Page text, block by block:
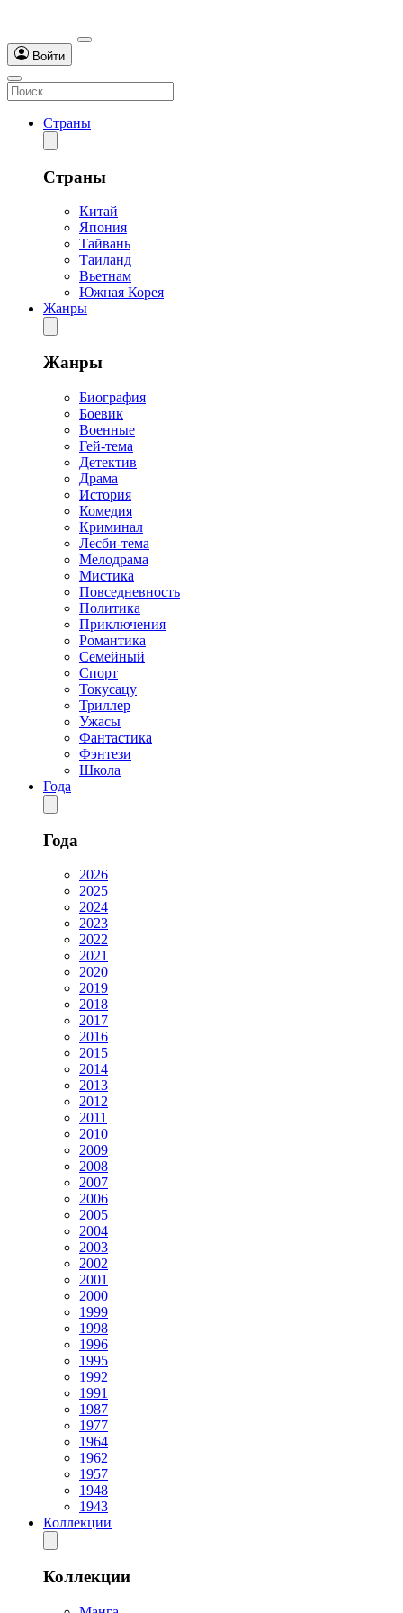
Войти
Страны
Страны
Китай
Япония
Тайвань
Таиланд
Вьетнам
Южная Корея
Жанры
Жанры
Биография
Боевик
Военные
Гей-тема
Детектив
Драма
История
Комедия
Криминал
Лесби-тема
Мелодрама
Мистика
Повседневность
Политика
Приключения
Романтика
Семейный
Спорт
Токусацу
Триллер
Ужасы
Фантастика
Фэнтези
Школа
Года
Года
2026
2025
2024
2023
2022
2021
2020
2019
2018
2017
2016
2015
2014
2013
2012
2011
2010
2009
2008
2007
2006
2005
2004
2003
2002
2001
2000
1999
1998
1996
1995
1992
1991
1987
1977
1964
1962
1957
1948
1943
Коллекции
Коллекции